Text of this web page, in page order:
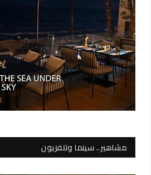
مشاهير.. سينما وتلفزيون